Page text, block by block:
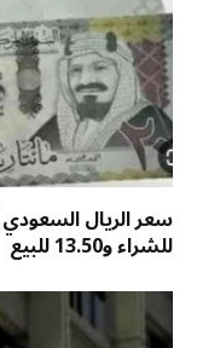
للشراء و13.50 للبيع